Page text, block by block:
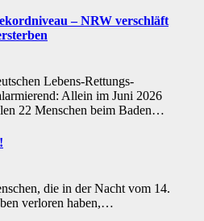
– NRW verschläft
Lebens-Rettungs-
Allein im Juni 2026
22 Menschen beim Baden…
die in der Nacht vom 14.
verloren haben,…